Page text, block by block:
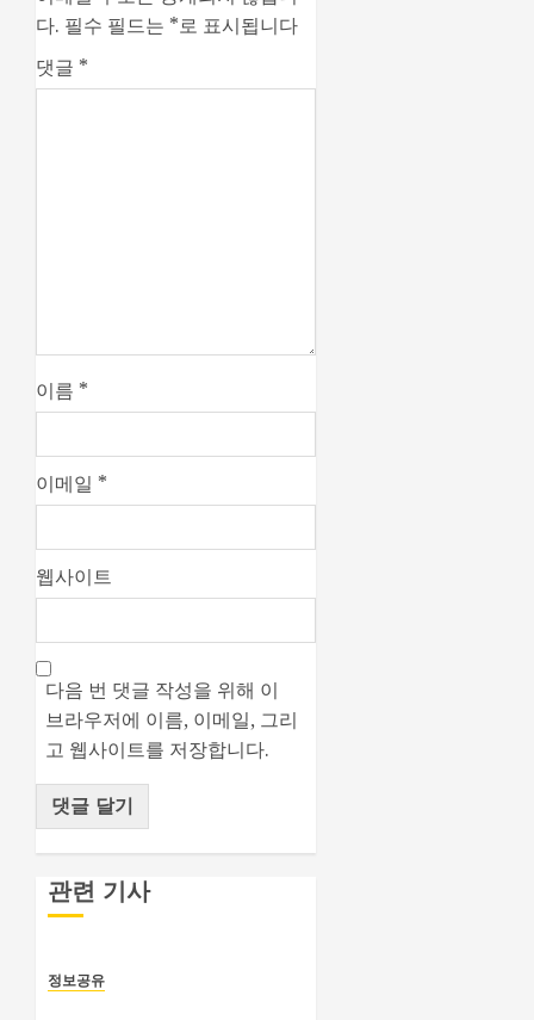
다. 필수 필드는 *로 표시됩니다
댓글 *
이름 *
이메일 *
웹사이트
다음 번 댓글 작성을 위해 이
브라우저에 이름, 이메일, 그리
고 웹사이트를 저장합니다.
관련 기사
정보공유